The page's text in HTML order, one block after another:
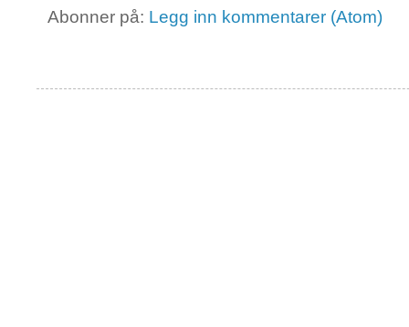
Abonner på: Legg inn kommentarer (Atom)